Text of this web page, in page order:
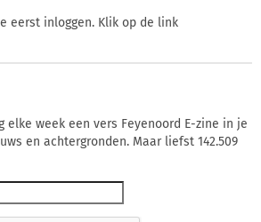
eerst inloggen. Klik op de link
elke week een vers Feyenoord E-zine in je
en achtergronden. Maar liefst 142.509